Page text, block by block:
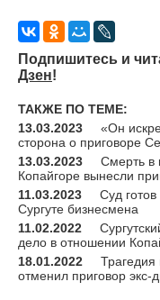
Подпишитесь и
Дзен!
ТАКЖЕ ПО ТЕМЕ:
13.03.2023
«Он
сторона о приговоре
13.03.2023
Смерть в
Копайгоре вынесли
11.03.2023
Суд
Сургуте бизнесмена
11.02.2022
дело в отношении
18.01.2022
Трагедия
отменил приговор экс-